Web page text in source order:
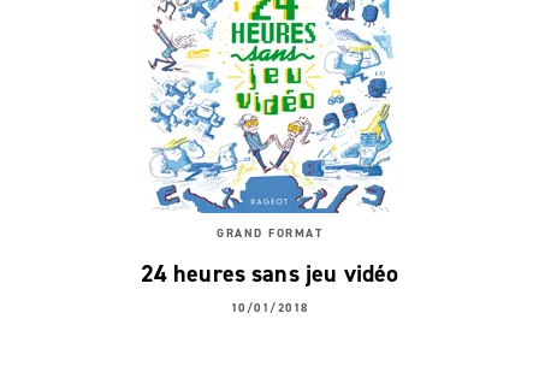
GRAND FORMAT
24 heures sans jeu vidéo
10/01/2018